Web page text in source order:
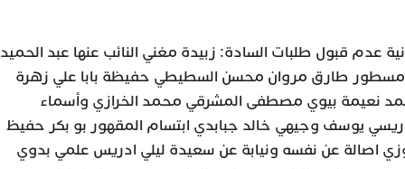
عدم قبول طلبات السادة: زبيدة مغني النائب عنها عبد الحميد
طارق مروان محسن السطيطي حفيظة بابا علي زهرة
نعيمة بيوي مصطفى المشرقي محمد الخرازي وأسماء
يوسف وجيهي خالد جبابدي ابتسام المقهور بو بكر حفيظ
اصالة عن نفسه ونيابة عن سعيدة ليلي ادريس علمي بدوي